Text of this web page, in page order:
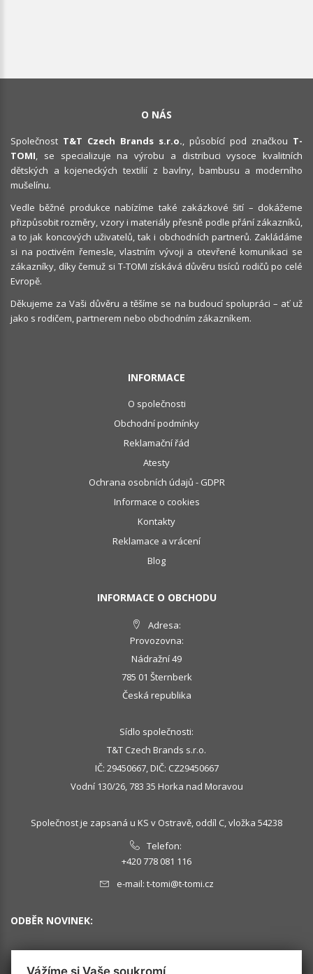
O NÁS
Společnost T&T Czech Brands s.r.o., působící pod značkou T-
TOMI, se specializuje na výrobu a distribuci vysoce kvalitních
dětských a kojeneckých textilií z bavlny, bambusu a moderního
mušelínu.
Vedle běžné produkce nabízíme také zakázkové šití – dokážeme
přizpůsobit rozměry, vzory i materiály přesně podle přání zákazníků,
a to jak koncových uživatelů, tak i obchodních partnerů. Zakládáme
si na poctivém řemesle, vlastním vývoji a otevřené komunikaci se
zákazníky, díky čemuž si T-TOMI získává důvěru tisíců rodičů po celé
Evropě.
Děkujeme za Vaši důvěru a těšíme se na budoucí spolupráci – ať už
jako s rodičem, partnerem nebo obchodním zákazníkem.
INFORMACE
O společnosti
Obchodní podmínky
Reklamační řád
Atesty
Ochrana osobních údajů - GDPR
Informace o cookies
Kontakty
Reklamace a vrácení
Blog
INFORMACE O OBCHODU
Adresa:
Provozovna:
Nádražní 49
785 01 Šternberk
Česká republika
Sídlo společnosti:
T&T Czech Brands s.r.o.
IČ: 29450667, DIČ: CZ29450667
Vodní 130/26, 783 35 Horka nad Moravou
Společnost je zapsaná u KS v Ostravě, oddíl C, vložka 54238
Telefon:
+420 778 081 116
e-mail: t-tomi@t-tomi.cz
ODBĚR NOVINEK:
Vážíme si Vaše soukromí